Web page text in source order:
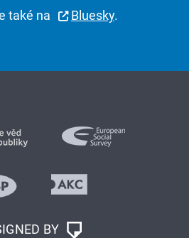
také na Bluesky.
BY